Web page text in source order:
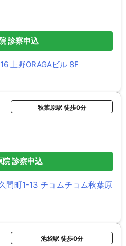
診察申込
上野ORAGAビル 8F
秋葉原駅 徒歩0分
院 診察申込
間町1-13 チョムチョム秋葉原
池袋駅 徒歩0分